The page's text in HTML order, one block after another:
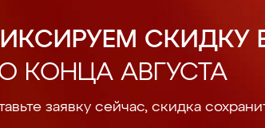
СКИДКУ
КОНЦА АВГУСТА
заявку сейчас, скидка